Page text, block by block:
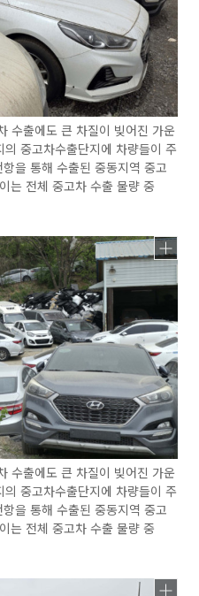
수출에도 큰 차질이 빚어진 가운
중고차수출단지에 차량들이 주
을 통해 수출된 중동지역 중고
는 전체 중고차 수출 물량 중
수출에도 큰 차질이 빚어진 가운
중고차수출단지에 차량들이 주
을 통해 수출된 중동지역 중고
는 전체 중고차 수출 물량 중